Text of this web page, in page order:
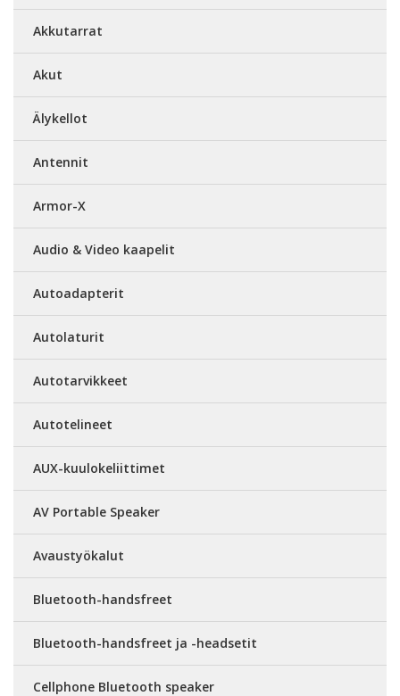
Akkutarrat
Akut
Älykellot
Antennit
Armor-X
Audio & Video kaapelit
Autoadapterit
Autolaturit
Autotarvikkeet
Autotelineet
AUX-kuulokeliittimet
AV Portable Speaker
Avaustyökalut
Bluetooth-handsfreet
Bluetooth-handsfreet ja -headsetit
Cellphone Bluetooth speaker